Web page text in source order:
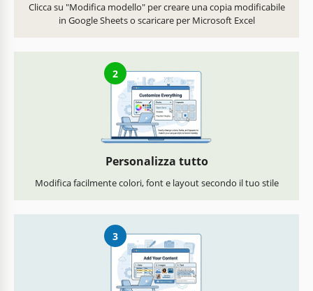
Clicca su "Modifica modello" per creare una copia modificabile
in Google Sheets o scaricare per Microsoft Excel
2
Personalizza tutto
Modifica facilmente colori, font e layout secondo il tuo stile
3